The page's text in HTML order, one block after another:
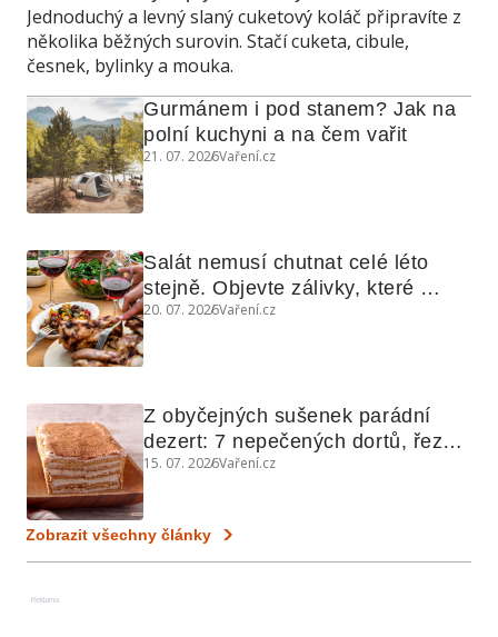
Jednoduchý a levný slaný cuketový koláč připravíte z
několika běžných surovin. Stačí cuketa, cibule,
česnek, bylinky a mouka.
Gurmánem i pod stanem? Jak na
polní kuchyni a na čem vařit
21. 07. 2026Vaření.cz
Salát nemusí chutnat celé léto
stejně. Objevte zálivky, které
využijete i na maso, nudle nebo
20. 07. 2026Vaření.cz
Z obyčejných sušenek parádní
dezert: 7 nepečených dortů, řezů
a koláčů
15. 07. 2026Vaření.cz
Zobrazit všechny články
Reklama